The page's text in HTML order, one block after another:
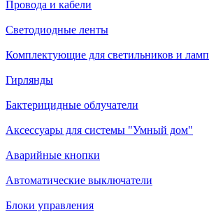
Провода и кабели
Светодиодные ленты
Комплектующие для светильников и ламп
Гирлянды
Бактерицидные облучатели
Аксессуары для системы "Умный дом"
Аварийные кнопки
Автоматические выключатели
Блоки управления